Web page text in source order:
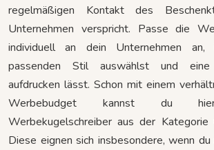
regelmäßigen Kontakt des
Unternehmen verspricht. Passe die
individuell an dein Unternehmen
passenden Stil auswählst und eine
aufdrucken lässt. Schon mit einem
Werbebudget kannst du
Werbekugelschreiber aus der
Diese eignen sich insbesondere, wenn